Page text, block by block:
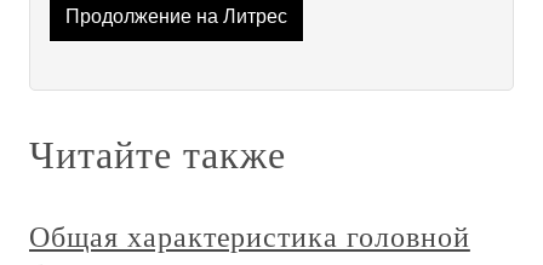
Продолжение на Литрес
Читайте также
Общая характеристика головной